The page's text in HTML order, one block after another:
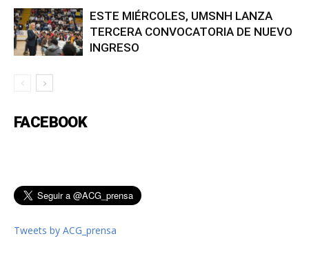
ESTE MIÉRCOLES, UMSNH LANZA
TERCERA CONVOCATORIA DE NUEVO
INGRESO
FACEBOOK
Tweets by ACG_prensa